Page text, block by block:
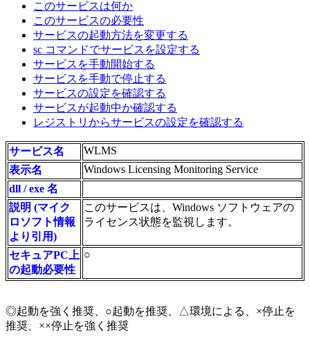
このサービスは何か
このサービスの必要性
サービスの起動方法を変更する
sc コマンドでサービスを設定する
サービスを手動開始する
サービスを手動で停止する
サービスの設定を確認する
サービスが起動中か確認する
レジストリからサービスの設定を確認する
サービス名
WLMS
表示名
Windows Licensing Monitoring Service
dll / exe 名
説明 (マイク
ロソフト情報
より引用)
このサービスは、Windows ソフトウェアの
ライセンス状態を監視します。
セキュアPC上
の起動必要性
○
◎起動を強く推奨、○起動を推奨、△環境による、×停止を
推奨、××停止を強く推奨